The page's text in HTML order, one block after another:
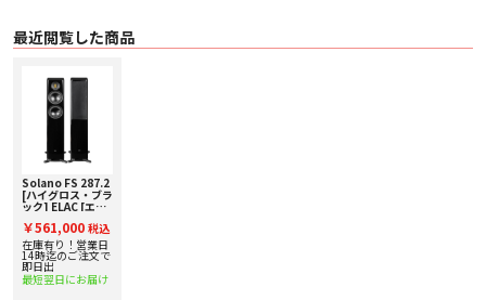
ー・ターミナルには頑丈なアルミニウム・プレートが採用されています。
ツで構成されたトィータ専用基板はそれぞれの干渉を防ぐためセパレート構成
されています。内部配線にはVan den hul製ケーブルを採用。スピーカー・ター
ミナルはウーハーからの逆起電力をキャンセルするのに有効なバイワイヤリン
■ 主な仕様
〇 型式：2.5ウェイ・バスレフ型
〇 ユニット：JET 6×1、150mm AS CONE×2
〇 能率：87dB（2.83V/1m）
〇 インピーダンス：4Ω(最低保証3.5Ω)
〇 周波数特性：30～50,000Hz
〇 クロスオーバー周波数：450/2,400Hz
〇 入力：130W(定格)/170W(最大)
〇 サイズ：H985×W260×D300mm
最近閲覧した商品
Solano FS 287.2
[ハイグロス・ブラ
ック] ELAC [エラ
イスピーカー[ペ
ア] 下取り査定額
20%アップ実施
中！
￥561,000 税込
在庫有り！営業日
14時迄のご注文で
即日出
最短翌日にお届け